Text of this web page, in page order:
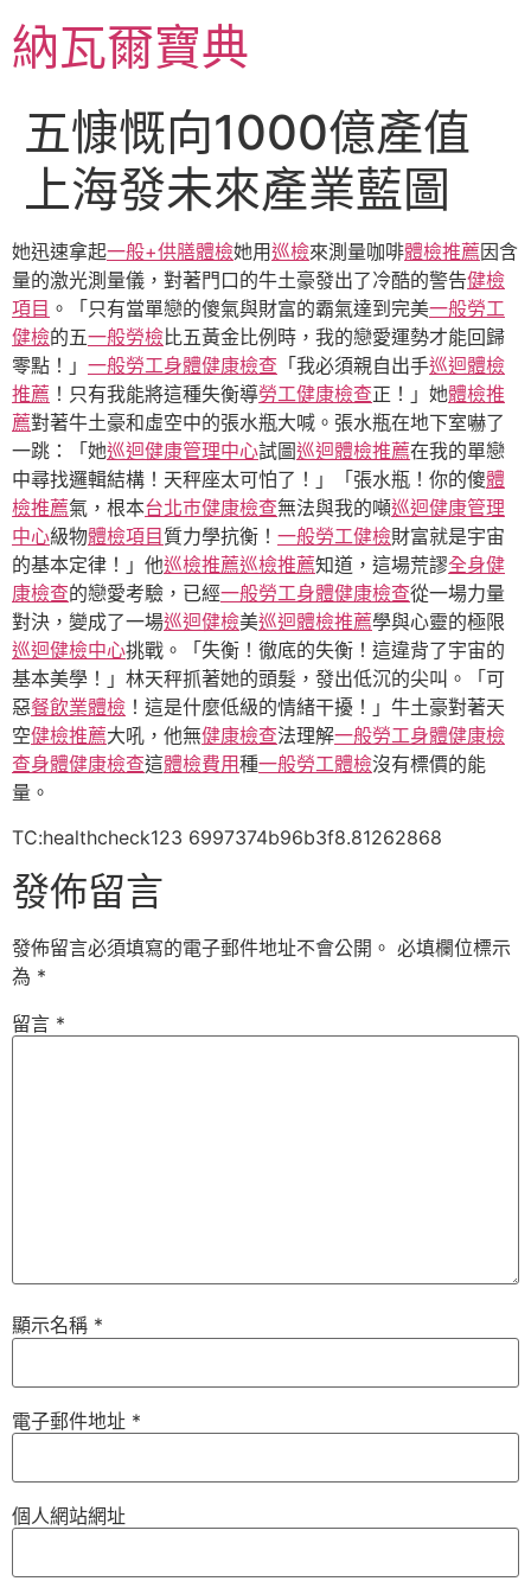
至
主納瓦爾寶典
五慷慨向1000億產值
上海發未來產業藍圖
她迅速拿起一般+供膳體檢她用巡檢來測量咖啡體檢推薦因含
量的激光測量儀，對著門口的牛土豪發出了冷酷的警告健檢
項目 。「只有當單戀的傻氣與財富的霸氣達到完美一般勞工
健檢的五一般勞檢比五黃金比例時，我的戀愛運勢才能回歸
零點！」 一般勞工身體健康檢查 「我必須親自出手巡迴體檢
推薦 ！只有我能將這種失衡導勞工健康檢查正！」她體檢推
薦對著牛土豪和虛空中的張水瓶大喊。張水瓶在地下室嚇了
一跳：「她巡迴健康管理中心試圖巡迴體檢推薦在我的單戀
中尋找邏輯結構！天秤座太可怕了！」「張水瓶！你的傻體
檢推薦氣，根本台北巿健康檢查無法與我的噸巡迴健康管理
中心級物體檢項目 質力學抗衡！ 一般勞工健檢財富就是宇宙
的基本定律！」他巡檢推薦巡檢推薦知道，這場荒謬全身健
康檢查的戀愛考驗，已經一般勞工身體健康檢查從一場力量
對決，變成了一場巡迴健檢美巡迴體檢推薦學與心靈的極限
巡迴健檢中心挑戰。「失衡！徹底的失衡！這違背了宇宙的
基本美學！」林天秤抓著她的頭髮，發出低沉的尖叫。「可
惡餐飲業體檢 ！這是什麼低級的情緒干擾！」牛土豪對著天
空健檢推薦大吼，他無健康檢查法理解一般勞工身體健康檢
查身體健康檢查這體檢費用種一般勞工體檢沒有標價的能
量。
TC:healthcheck123 6997374b96b3f8.81262868
發佈留言
發佈留言必須填寫的電子郵件地址不會公開。 必填欄位標示
為 *
留言 *
顯示名稱 *
電子郵件地址 *
個人網站網址